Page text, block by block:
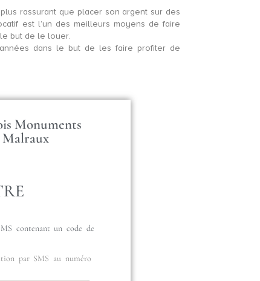
rassurant que placer son argent sur des
est l’un des meilleurs moyens de faire
le but de le louer.
dans le but de les faire profiter de
Monuments
contenant un code de
par SMS au numéro